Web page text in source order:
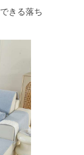
きる落ち